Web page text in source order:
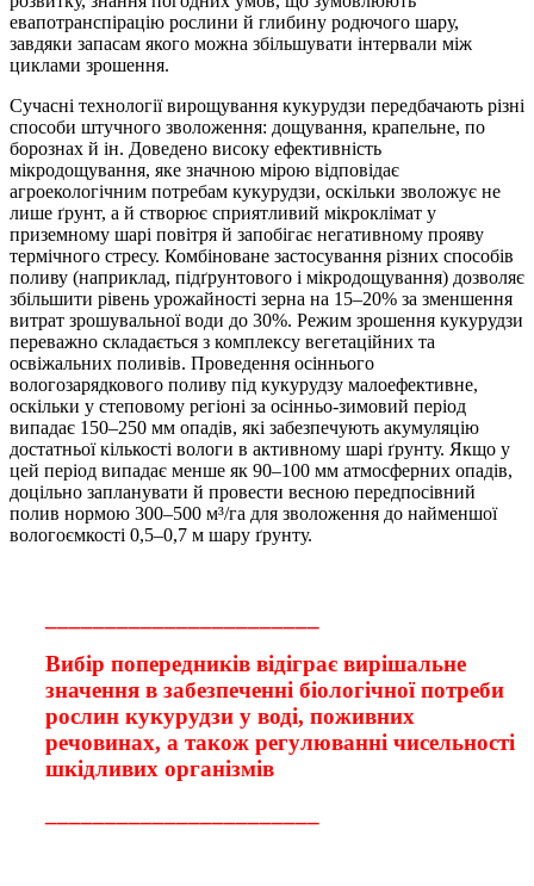
евапотранспірацію рослини й глибину родючого шару,
завдяки запасам якого можна збільшувати інтервали між
циклами зрошення.
Сучасні технології вирощування кукурудзи передбачають різні
способи штучного зволоження: дощування, крапельне, по
борознах й ін. Доведено високу ефективність
мікродощування, яке значною мірою відповідає
агроекологічним потребам кукурудзи, оскільки зволожує не
лише ґрунт, а й створює сприятливий мікроклімат у
приземному шарі повітря й запобігає негативному прояву
термічного стресу. Комбіноване застосування різних способів
поливу (наприклад, підґрунтового і мікродощування) дозволяє
збільшити рівень урожайності зерна на 15–20% за зменшення
витрат зрошувальної води до 30%. Режим зрошення кукурудзи
переважно складається з комплексу вегетаційних та
освіжальних поливів. Проведення осіннього
вологозарядкового поливу під кукурудзу малоефективне,
оскільки у степовому регіоні за осінньо-зимовий період
випадає 150–250 мм опадів, які забезпечують акумуляцію
достатньої кількості вологи в активному шарі ґрунту. Якщо у
цей період випадає менше як 90–100 мм атмосферних опадів,
доцільно запланувати й провести весною передпосівний
полив нормою 300–500 м³/га для зволоження до найменшої
вологоємкості 0,5–0,7 м шару ґрунту.
Вибір попередників відіграє вирішальне
значення в забезпеченні біологічної потреби
рослин кукурудзи у воді, поживних
речовинах, а також регулюванні чисельності
шкідливих організмів